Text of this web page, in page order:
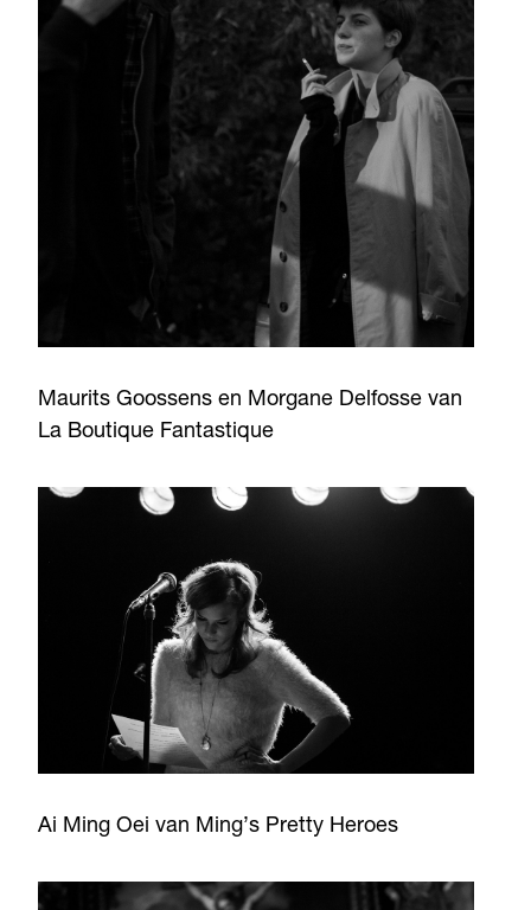
Maurits Goossens en Morgane Delfosse van
La Boutique Fantastique
Ai Ming Oei van Ming’s Pretty Heroes